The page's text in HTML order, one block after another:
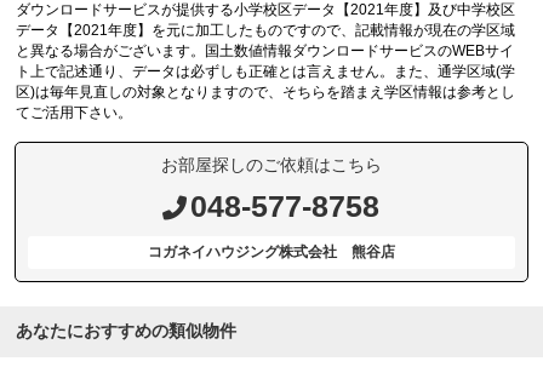
ダウンロードサービスが提供する小学校区データ【2021年度】及び中学校区
データ【2021年度】を元に加工したものですので、記載情報が現在の学区域
と異なる場合がございます。国土数値情報ダウンロードサービスのWEBサイ
ト上で記述通り、データは必ずしも正確とは言えません。また、通学区域(学
区)は毎年見直しの対象となりますので、そちらを踏まえ学区情報は参考とし
てご活用下さい。
お部屋探しのご依頼はこちら
048-577-8758
コガネイハウジング株式会社 熊谷店
あなたにおすすめの類似物件